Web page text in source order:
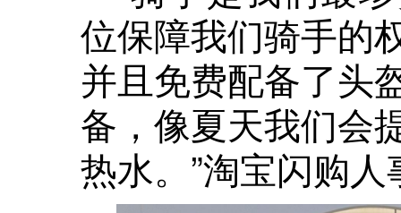
位保障我们骑手的
并且免费配备了头
备，像夏天我们会
热水。”淘宝闪购